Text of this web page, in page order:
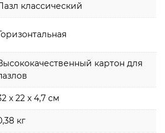
классический
картон для
x 22 x 4,7 см
кг